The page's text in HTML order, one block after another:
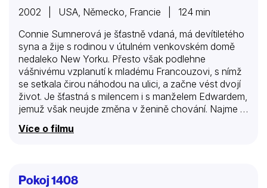
2002 | USA, Německo, Francie | 124 min
Connie Sumnerová je šťastně vdaná, má devítiletého
syna a žije s rodinou v útulném venkovském domě
nedaleko New Yorku. Přesto však podlehne
vášnivému vzplanutí k mladému Francouzovi, s nímž
se setkala čirou náhodou na ulici, a začne vést dvojí
život. Je šťastná s milencem i s manželem Edwardem,
jemuž však neujde změna v ženině chování. Najme si
pravdu. A ta je krutá pro všechny aktéry manželského
Více o filmu
Pokoj 1408